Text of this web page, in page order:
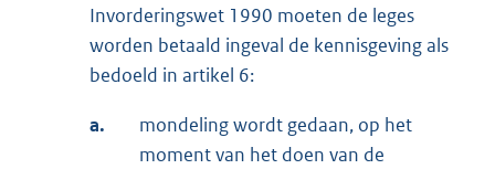
Invorderingswet 1990 moeten de leges
worden betaald ingeval de kennisgeving als
bedoeld in artikel 6:
a.
mondeling wordt gedaan, op het
moment van het doen van de